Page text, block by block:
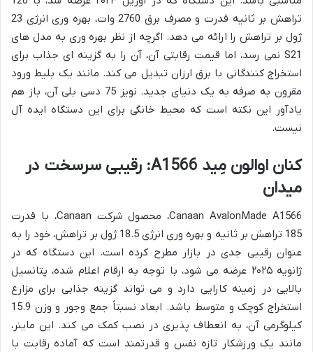
تراهش بر ثانیه قدرت و مصرف برق 2760 وات، بهره وری انرژی 23
ژول بر تراهش را ارائه می دهد. اگرچه از نظر بهره وری به مدل های
S21 نمی رسد، اما قیمت رقابتی آن، آن را به گزینه ای جذاب برای
استخراج کنندگانی با برق ارزان تبدیل می کند. مانند یک بلیط ورود
مقرون به صرفه به یک دنیای جدید. نویز 75 دسی بلی آن، باز هم
یادآور این نکته است که محیط خانگی برای این دستگاه ایده آل
نیست.
کنان اوالون مِید A1566: رقیبی سرسخت در
میدان
Canaan AvalonMade A1566، محصول شرکت Canaan، با قدرت
185 تراهش بر ثانیه و بهره وری انرژی 18.5 ژول بر تراهش، خود را به
عنوان رقیبی جدی در بازار مطرح کرده است. این دستگاه که در
ژانویه ۲۰۲۵ عرضه می شود، با توجه به ارقام اعلام شده، پتانسیل
بالایی در زمینه کارایی دارد و می تواند گزینه جذابی برای مزارع
استخراج کوچک و متوسط باشد. ابعاد نسبتاً جمع وجور و وزن 15.9
کیلوگرمی آن، به انعطاف پذیری در نصب کمک می کند. این ماینر،
مانند یک ورزشکار تازه نفس و قدرتمند است که آماده رقابت با